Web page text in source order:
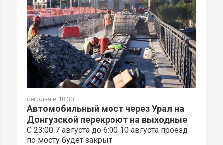
сегодня в 18:30
Автомобильный мост через Урал на
Донгузской перекроют на выходные
С 23:00 7 августа до 6:00 10 августа проезд
по мосту будет закрыт